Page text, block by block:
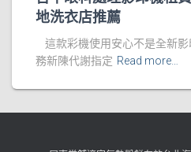
地洗衣店推薦
這款彩機使用安心不是全新
務新陳代謝指定 Read more…